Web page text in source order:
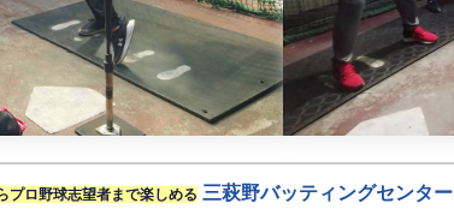
プロ野球志望者まで楽しめる 三萩野バッティングセンター